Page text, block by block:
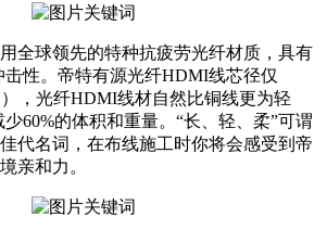
全球领先的特种抗疲劳光纤材质，具有
性。帝特有源光纤HDMI线芯径仅
，光纤HDMI线材自然比铜线更为轻
60%的体积和重量。“长、轻、柔”可谓
代名词，在布线施工时你将会感受到帝
亲和力。